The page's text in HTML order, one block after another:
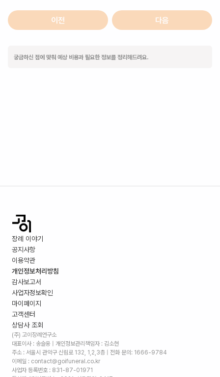
이전 다음
궁금하신 점에 맞춰 예상 비용과 필요한 정보를 정리해드려요.
장례 이야기
공지사항
이용약관
개인정보처리방침
감사보고서
사업자정보확인
마이페이지
고객센터
상담사 조회
(주) 고이장례연구소
대표이사 : 송슬옹 | 개인정보관리책임자 : 김소현
주소 : 서울시 관악구 신림로 132, 1,2,3층 | 전화 문의: 1666-9784
이메일 : contact@goifuneral.co.kr
사업자 등록번호 : 831-87-01971